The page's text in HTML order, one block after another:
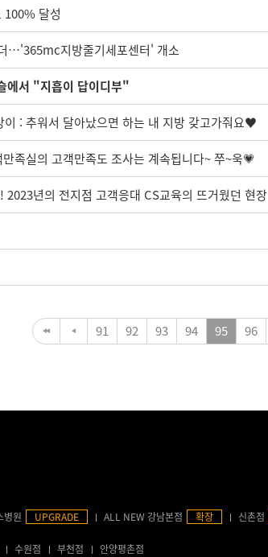
100% 달성
…'365mc지방줄기세포센터' 개소
에서 "지흡이 답이디부"
: 추워서 달아났으면 하는 내 지방 갖고가줘요♥
족실의 고객만족도 조사는 계속됩니다~ 쭈~욱💗
년의 전지점 고객응대 CS교육의 뜨거웠던 현장
91 92 93 94 95 96
원 UPGRADE ALL NEW 강남본점 확장 신촌점
수원점 부천점 안양평촌점